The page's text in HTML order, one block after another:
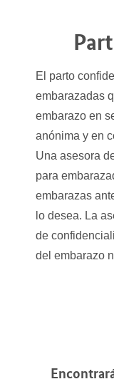
El parto
embarazadas
embarazo en
anónima y en
Una asesora
para
embarazas
lo desea. La
de
del embarazo